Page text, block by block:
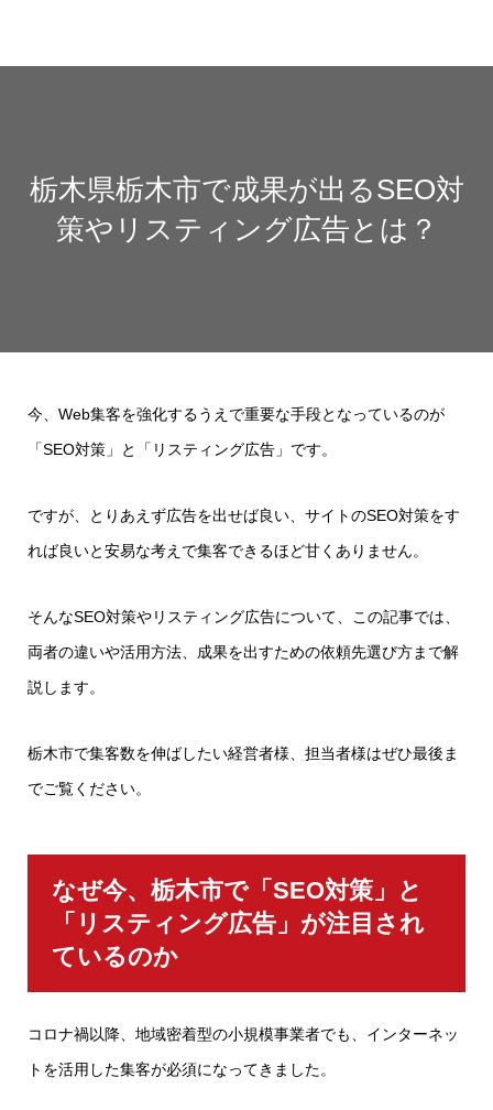
栃木県栃木市で成果が出るSEO対
策やリスティング広告とは？
今、Web集客を強化するうえで重要な手段となっているのが
「SEO対策」と「リスティング広告」です。
ですが、とりあえず広告を出せば良い、サイトのSEO対策をす
れば良いと安易な考えで集客できるほど甘くありません。
そんなSEO対策やリスティング広告について、この記事では、
両者の違いや活用方法、成果を出すための依頼先選び方まで解
説します。
栃木市で集客数を伸ばしたい経営者様、担当者様はぜひ最後ま
でご覧ください。
なぜ今、栃木市で「SEO対策」と
「リスティング広告」が注目され
ているのか
コロナ禍以降、地域密着型の小規模事業者でも、インターネッ
トを活用した集客が必須になってきました。